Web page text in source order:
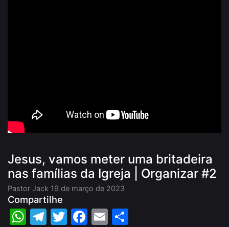
Jesus, vamos meter uma britadeira
nas famílias da Igreja | Organizar #2
Pastor Jack 19 de março de 2023
Compartilhe
WhatsApp
Telegram
Twitter
Facebook
Email